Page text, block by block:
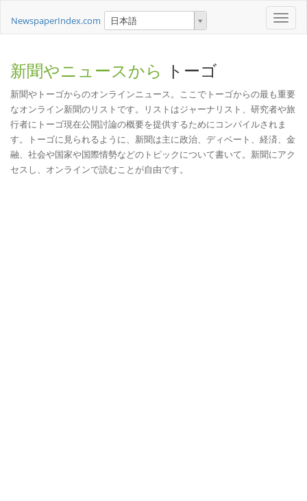
Toggle
NewspaperIndex.com 日本語
新聞やニュースから トーゴ
新聞やトーゴからのオンラインニュース。ここでトーゴからの最も重要
なオンライン新聞のリストです。リストはジャーナリスト、研究者や旅
行者にトーゴ現在公開討論の概要を提供するためにコンパイルされま
す。トーゴに見られるように、新聞は主に政治、ディベート、経済、金
融、社会や国家や国際情勢などのトピックについて書いて。新聞にアク
セスし、オンラインで読むことが自由です。